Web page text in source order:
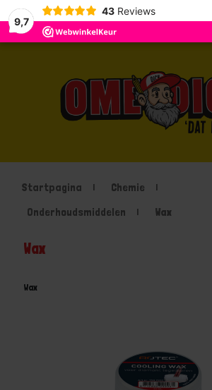
9,7
43 Reviews
Startpagina
Chemie
Onderhoudsmiddelen
Wax
Wax
Wax